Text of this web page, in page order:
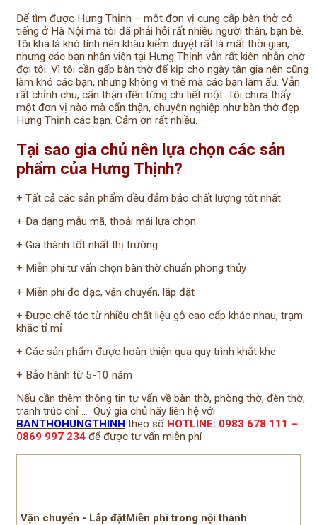
Để tìm được Hưng Thịnh – một đơn vị cung cấp bàn thờ có
tiếng ở Hà Nội mà tôi đã phải hỏi rất nhiều người thân, bạn bè.
Tôi khá là khó tính nên khâu kiểm duyệt rất là mất thời gian,
nhưng các bạn nhân viên tại Hưng Thịnh vẫn rất kiên nhẫn chờ
đợi tôi. Vì tôi cần gấp bàn thờ để kịp cho ngày tân gia nên cũng
làm khó các bạn, nhưng không vì thế mà các bạn làm ẩu. Vẫn
rất chỉnh chu, cẩn thận đến từng chi tiết một. Tôi chưa thấy
một đơn vị nào mà cẩn thận, chuyên nghiệp như bàn thờ đẹp
Hưng Thịnh các bạn. Cảm ơn rất nhiều.
Tại sao gia chủ nên lựa chọn các sản
phẩm của Hưng Thịnh?
+ Tất cả các sản phẩm đều đảm bảo chất lượng tốt nhất ️
+ Đa dạng mẫu mã, thoải mái lựa chọn ️
+ Giá thành tốt nhất thị trường ️
+ Miễn phí tư vấn chọn bàn thờ chuẩn phong thủy ️
+ Miễn phí đo đạc, vận chuyển, lắp đặt ️
+ Được chế tác từ nhiều chất liệu gỗ cao cấp khác nhau, trạm
khắc tỉ mỉ ️
+ Các sản phẩm được hoàn thiện qua quy trình khắt khe ️
+ Bảo hành từ 5-10 năm
Nếu cần thêm thông tin tư vấn về bàn thờ, phòng thờ, đèn thờ,
tranh trúc chỉ … Quý gia chủ hãy liên hệ với
BANTHOHUNGTHINH theo số HOTLINE: 0983 678 111 –
0869 997 234 để được tư vấn miễn phí
Vận chuyển - Lắp đặtMiễn phí trong nội thành